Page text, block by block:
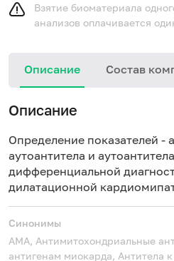
Взятие биоматериала
анализов оплачивается
Описание Состав
Описание
Определение показателей -
аутоантитела и
дифференциальной
дилатационной
Синонимы
АМА, Антимитохондриальные
антигенам миокарда, Антитела